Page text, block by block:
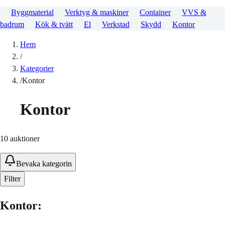
Byggmaterial Verktyg & maskiner Container
VVS &
badrum
Kök & tvätt El Verkstad Skydd Kontor
Hem
/
Kategorier
/Kontor
Kontor
10 auktioner
Bevaka kategorin
Filter
Kontor: